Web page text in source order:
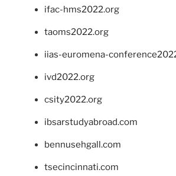
ifac-hms2022.org
taoms2022.org
iias-euromena-
ivd2022.org
csity2022.org
ibsarstudyabroad.com
bennusehgall.com
tsecincinnati.com